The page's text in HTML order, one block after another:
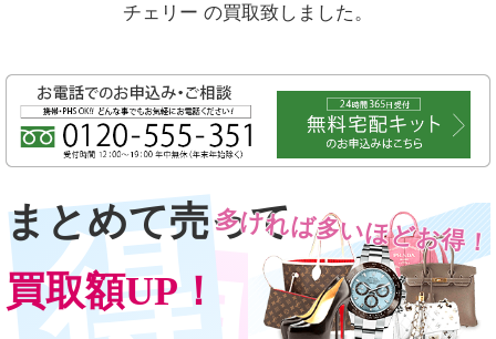
チェリー の買取致しました。
まとめて売って
買取額UP！
多ければ多いほどお得！